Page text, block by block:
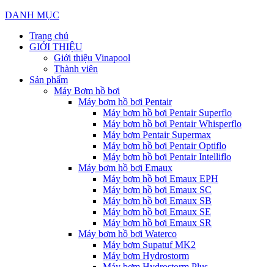
DANH MỤC
Trang chủ
GIỚI THIỆU
Giới thiệu Vinapool
Thành viên
Sản phẩm
Máy Bơm hồ bơi
Máy bơm hồ bơi Pentair
Máy bơm hồ bơi Pentair Superflo
Máy bơm hồ bơi Pentair Whisperflo
Máy bơm Pentair Supermax
Máy bơm hồ bơi Pentair Optiflo
Máy bơm hồ bơi Pentair Intelliflo
Máy bơm hồ bơi Emaux
Máy bơm hồ bơi Emaux EPH
Máy bơm hồ bơi Emaux SC
Máy bơm hồ bơi Emaux SB
Máy bơm hồ bơi Emaux SE
Máy bơm hồ bơi Emaux SR
Máy bơm hồ bơi Waterco
Máy bơm Supatuf MK2
Máy bơm Hydrostorm